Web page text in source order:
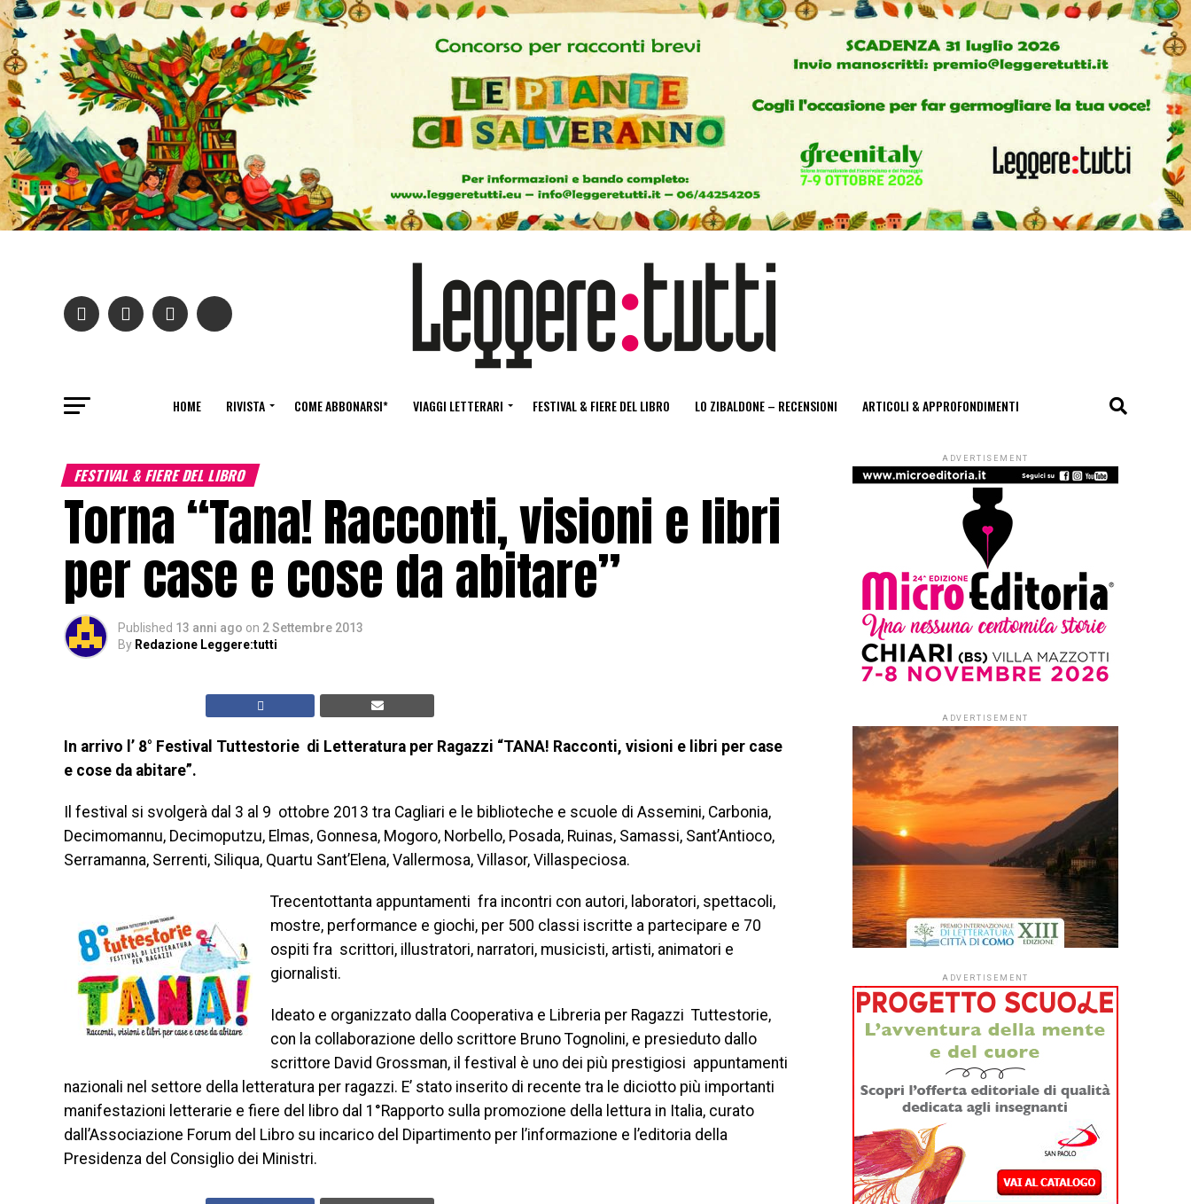
HOME RIVISTA COME ABBONARSI* VIAGGI LETTERARI FESTIVAL & FIERE DEL LIBRO LO ZIBALDONE – RECENSIONI ARTICOLI & APPROFONDIMENTI
FESTIVAL & FIERE DEL LIBRO
Torna “Tana! Racconti, visioni e libri
per case e cose da abitare”
Published 13 anni ago on 2 Settembre 2013
By Redazione Leggere:tutti
In arrivo l’ 8° Festival Tuttestorie di Letteratura per Ragazzi “TANA! Racconti, visioni e libri per case
e cose da abitare”.
Il festival si svolgerà dal 3 al 9 ottobre 2013 tra Cagliari e le biblioteche e scuole di Assemini, Carbonia,
Decimomannu, Decimoputzu, Elmas, Gonnesa, Mogoro, Norbello, Posada, Ruinas, Samassi, Sant’Antioco,
Serramanna, Serrenti, Siliqua, Quartu Sant’Elena, Vallermosa, Villasor, Villaspeciosa.
Trecentottanta appuntamenti fra incontri con autori, laboratori, spettacoli,
mostre, performance e giochi, per 500 classi iscritte a partecipare e 70
ospiti fra scrittori, illustratori, narratori, musicisti, artisti, animatori e
giornalisti.
Ideato e organizzato dalla Cooperativa e Libreria per Ragazzi Tuttestorie,
con la collaborazione dello scrittore Bruno Tognolini, e presieduto dallo
scrittore David Grossman, il festival è uno dei più prestigiosi appuntamenti
nazionali nel settore della letteratura per ragazzi. E’ stato inserito di recente tra le diciotto più importanti
manifestazioni letterarie e fiere del libro dal 1°Rapporto sulla promozione della lettura in Italia, curato
dall’Associazione Forum del Libro su incarico del Dipartimento per l’informazione e l’editoria della
Presidenza del Consiglio dei Ministri.
ADVERTISEMENT
ADVERTISEMENT
ADVERTISEMENT